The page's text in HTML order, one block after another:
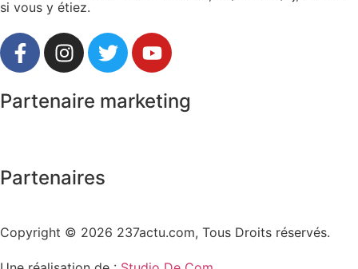
si vous y étiez.
Partenaire marketing
Partenaires
Copyright © 2026 237actu.com, Tous Droits réservés.